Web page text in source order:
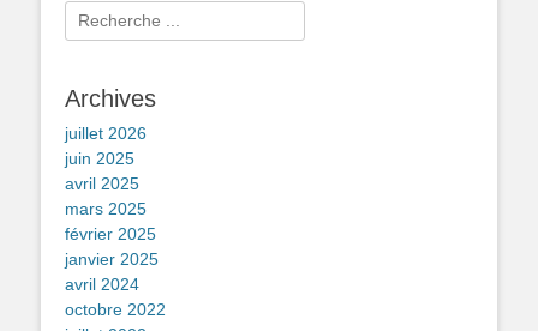
Rechercher :
Archives
juillet 2026
juin 2025
avril 2025
mars 2025
février 2025
janvier 2025
avril 2024
octobre 2022